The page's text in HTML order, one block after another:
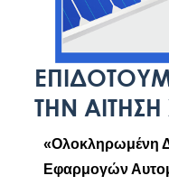
ΤΗΝ ΑΙΤΗΣΗ
«Ολοκληρωμένη
Εφαρμογών